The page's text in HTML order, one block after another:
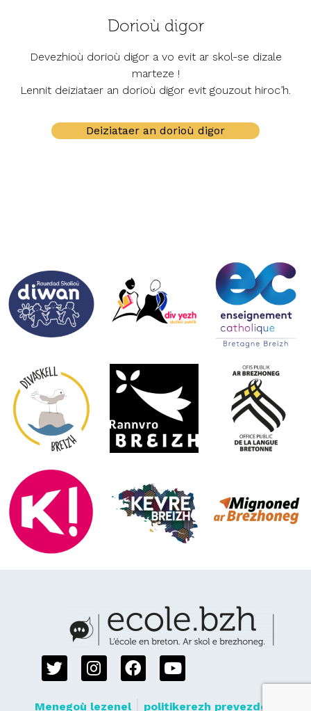
Dorioù digor
Devezhioù dorioù digor a vo evit ar skol-se dizale
marteze !
Lennit deiziataer an dorioù digor evit gouzout hiroc’h.
Deiziataer an dorioù digor
Menegoù lezenel politikerezh prevezded